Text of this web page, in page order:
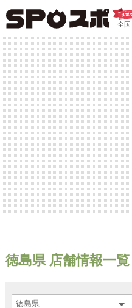
全国
徳島県 店舗情報一覧